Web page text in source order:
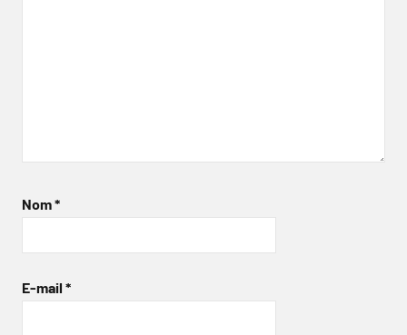
Nom*
E-mail *